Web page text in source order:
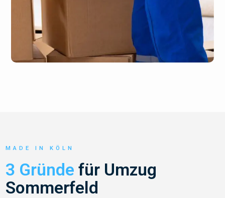
MADE IN KÖLN
3 Gründe für Umzug
Sommerfeld